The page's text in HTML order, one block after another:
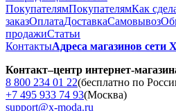
ПокупателямПокупателямКак
заказОплатаДоставкаCамовывоз
продажиСтатьи
КонтактыАдреса магазинов сети
Контакт–центр интернет-
8 800 234 01 22(бесплатно по
+7 495 933 74 93(Москва)
support@x-moda.ru